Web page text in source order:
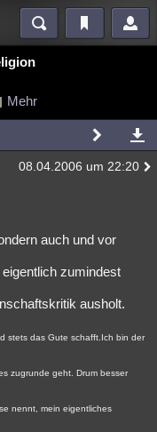
Mystery Kriminalfälle
Geschlossen
Mehr
08.04.2006 um 22:20
auch und vor
zumindest
ausholt.
stets das Gute schafft.Ich bin der
zugrunde geht. Drum besser
nennt, mein eigentliches